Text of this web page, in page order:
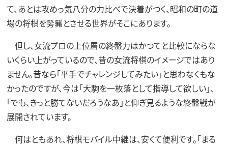
て、あとは攻めっ気八分の力比べで決着がつく、昭和の町の道
場の将棋を髣髴とさせる世界がそこにあります。
但し、女流プロの上位層の終盤力はかつてと比較にならな
いくらい上がっているので、昔の女流将棋のイメージではあり
ません。昔なら「平手でチャレンジしてみたい」と思わなくもな
かったのですが、今は「大駒を一枚落として指導して欲しい」、
「でも、きっと勝てないだろうなあ」と仰ぎ見るような終盤戦が
展開されています。
何はともあれ、将棋モバイル中継は、安くて便利です。「まる